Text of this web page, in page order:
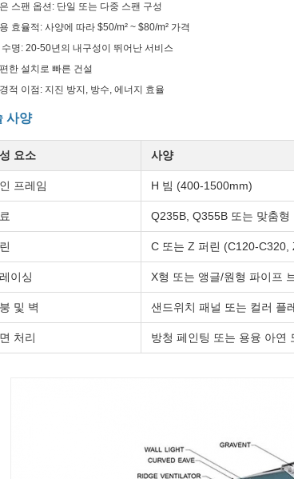
스팬 옵션: 단일 또는 다중 스팬 구성
효율적: 사양에 따라 $50/m² ~ $80/m² 가격
수명: 20-50년의 내구성이 뛰어난 서비스
한 설치로 빠른 건설
적 이점: 지진 방지, 방수, 에너지 효율
사양
요소 사양
프레임 H 빔 (400-1500mm)
Q235B, Q355B 또는 맞춤형
C 또는 Z 퍼린 (C120-C320,
이싱 X형 또는 앵글/원형 파이프
및 벽 샌드위치 패널 또는 컬러 플
처리 방청 페인팅 또는 용융 아연